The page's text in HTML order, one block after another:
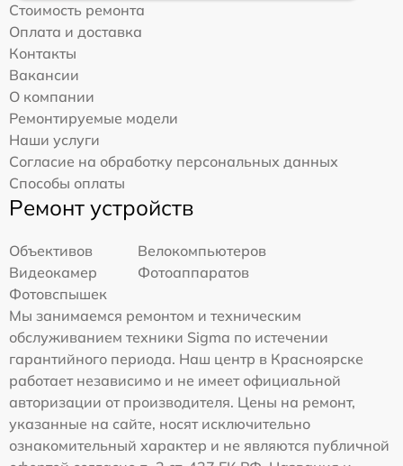
Стоимость ремонта
Оплата и доставка
Контакты
Вакансии
О компании
Ремонтируемые модели
Наши услуги
Согласие на обработку персональных данных
Способы оплаты
Ремонт устройств
Объективов
Велокомпьютеров
Видеокамер
Фотоаппаратов
Фотовспышек
Мы занимаемся ремонтом и техническим
обслуживанием техники Sigma по истечении
гарантийного периода. Наш центр в Красноярске
работает независимо и не имеет официальной
авторизации от производителя. Цены на ремонт,
указанные на сайте, носят исключительно
ознакомительный характер и не являются публичной